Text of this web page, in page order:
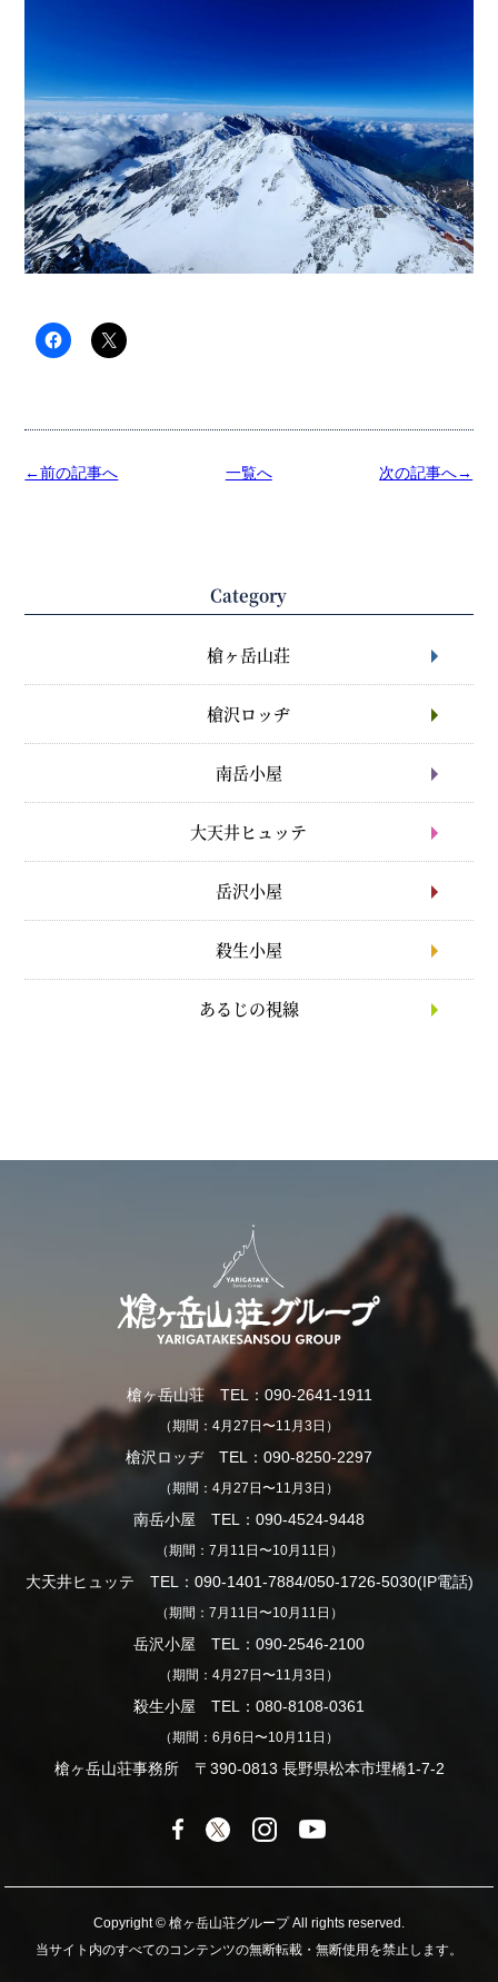
←前の記事へ 一覧へ 次の記事へ→
Category
槍ヶ岳山荘
槍沢ロッヂ
南岳小屋
大天井ヒュッテ
岳沢小屋
殺生小屋
あるじの視線
槍ヶ岳山荘 TEL：090-2641-1911
（期間：4月27日〜11月3日）
槍沢ロッヂ TEL：090-8250-2297
（期間：4月27日〜11月3日）
南岳小屋 TEL：090-4524-9448
（期間：7月11日〜10月11日）
大天井ヒュッテ TEL：090-1401-7884/050-1726-5030(IP電話)
（期間：7月11日〜10月11日）
岳沢小屋 TEL：090-2546-2100
（期間：4月27日〜11月3日）
殺生小屋 TEL：080-8108-0361
（期間：6月6日〜10月11日）
槍ヶ岳山荘事務所 〒390-0813 長野県松本市埋橋1-7-2
Copyright © 槍ヶ岳山荘グループ All rights reserved.
当サイト内のすべてのコンテンツの無断転載・無断使用を禁止します。